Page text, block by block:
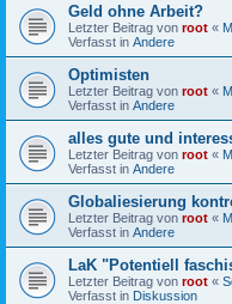
Geld ohne Arbeit?
Letzter Beitrag von root «
Verfasst in Andere
Optimisten
Letzter Beitrag von root «
Verfasst in Andere
alles gute und
Letzter Beitrag von root «
Verfasst in Andere
Globaliesierung
Letzter Beitrag von root «
Verfasst in Andere
LaK "Potentiell
Letzter Beitrag von root «
Verfasst in Diskussion